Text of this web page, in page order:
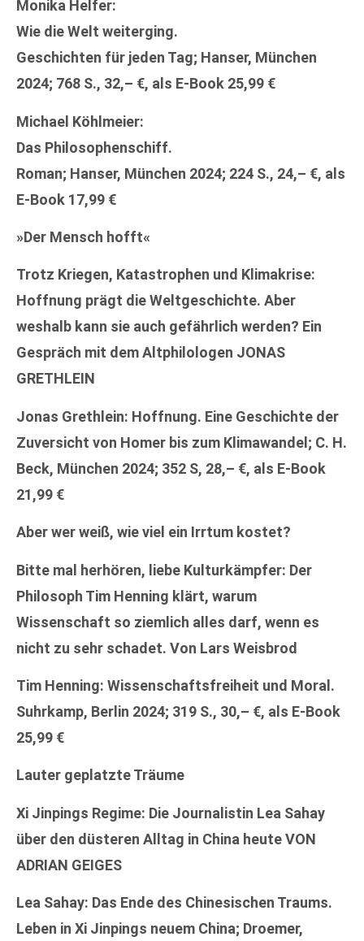
Monika Helfer:
Wie die Welt weiterging.
Geschichten für jeden Tag; Hanser, München
2024; 768 S., 32,– €, als E-Book 25,99 €
Michael Köhlmeier:
Das Philosophenschiff.
Roman; Hanser, München 2024; 224 S., 24,– €, als
E-Book 17,99 €
»Der Mensch hofft«
Trotz Kriegen, Katastrophen und Klimakrise:
Hoffnung prägt die Weltgeschichte. Aber
weshalb kann sie auch gefährlich werden? Ein
Gespräch mit dem Altphilologen JONAS
GRETHLEIN
Jonas Grethlein: Hoffnung. Eine Geschichte der
Zuversicht von Homer bis zum Klimawandel; C. H.
Beck, München 2024; 352 S, 28,– €, als E-Book
21,99 €
Aber wer weiß, wie viel ein Irrtum kostet?
Bitte mal herhören, liebe Kulturkämpfer: Der
Philosoph Tim Henning klärt, warum
Wissenschaft so ziemlich alles darf, wenn es
nicht zu sehr schadet. Von Lars Weisbrod
Tim Henning: Wissenschaftsfreiheit und Moral.
Suhrkamp, Berlin 2024; 319 S., 30,– €, als E-Book
25,99 €
Lauter geplatzte Träume
Xi Jinpings Regime: Die Journalistin Lea Sahay
über den düsteren Alltag in China heute VON
ADRIAN GEIGES
Lea Sahay: Das Ende des Chinesischen Traums.
Leben in Xi Jinpings neuem China; Droemer,